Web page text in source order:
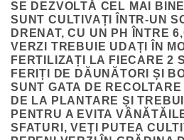
SE DEZVOLTĂ CEL MAI
SUNT CULTIVAȚI ÎNTR-UN
DRENAT, CU UN PH ÎNTRE
VERZI TREBUIE UDAȚI ÎN
FERTILIZAȚI LA FIECARE 2
FERIȚI DE DĂUNĂTORI ȘI
SUNT GATA DE
DE LA PLANTARE ȘI
PENTRU A EVITA
SFATURI, VEȚI PUTEA